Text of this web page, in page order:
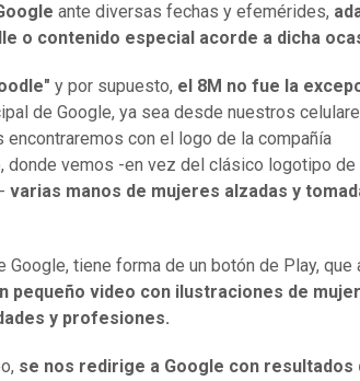
ante diversas fechas y efemérides,
o contenido especial acorde a dicha
y por supuesto, el 8M no fue la
de Google, ya sea desde nuestros
encontraremos con el logo de la compañía
donde vemos -en vez del clásico logotipo de
varias manos de mujeres alzadas y
Google, tiene forma de un botón de Play, que
pequeño video con ilustraciones de
y profesiones.
se nos redirige a Google con resultados